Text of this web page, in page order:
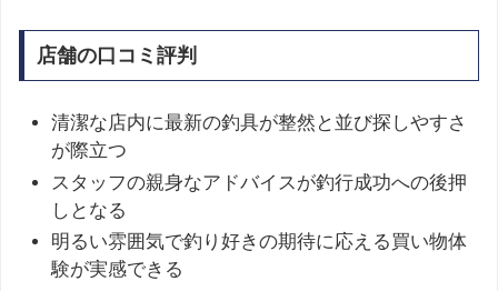
店舗の口コミ評判
清潔な店内に最新の釣具が整然と並び探しやすさ
が際立つ
スタッフの親身なアドバイスが釣行成功への後押
しとなる
明るい雰囲気で釣り好きの期待に応える買い物体
験が実感できる